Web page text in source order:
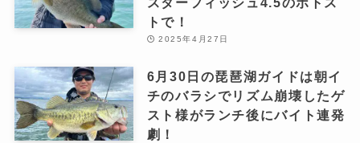
トで！
2025年4月27日
6月30日の琵琶湖ガイドは朝イ
チのバラシでリズム崩壊したゲ
スト様がランチ後にバイト連発
劇！